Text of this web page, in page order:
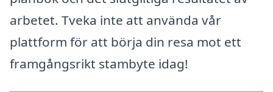
arbetet. Tveka inte att använda vår
plattform för att börja din resa mot ett
framgångsrikt stambyte idag!